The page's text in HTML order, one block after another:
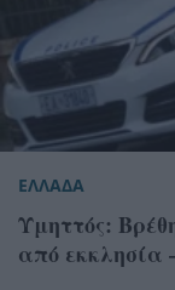
ΕΛΛΑΔΑ
Υμηττός:
από εκκλησία